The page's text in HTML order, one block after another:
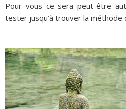
Pour vous ce sera peut-être
tester jusqu’à trouver la méthode